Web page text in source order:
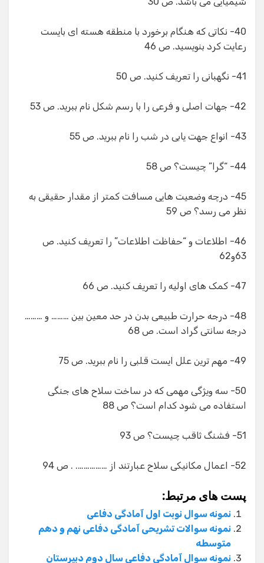
40- نکاتی که هنگام برخورد با منطقه هسته ای بایست
رعایت کرد بنویسید. ص 46
41- نگهبانی را تعریف کنید. ص 50
42- جهات اصلی و فرعی را با رسم شکل نام ببرید. ص 53
43- انواع جهت یابی در شب را نام ببرید. ص 55
44- “گرا” چیست؟ ص 58
45- درچه وضعیت هایی مسافت کمتر از مقدار حقیقی به
نظر می رسد؟ ص 59
46- اطلاعات و “حفاظت اطلاعات” را تعریف کنید. ص
63و62
47- کمک های اولیه را تعریف کنید. ص 66
48- درجه حرارت طبیعی بدن در حد معین بین ……… و ………
درجه سانتی گراد است. ص 68
49- مهم ترین علل ایست قلبی را نام ببرید. ص 75
50- سه ویژگی مهمی که در ساخت سلاح های جنگی
استفاده می شود کدام است؟ ص 88
51- فشنگ ثاقب چیست؟ ص 93
52- اعمال مکانیکی سلاح عبارتند از ……………. . ص 94
پست های مرتبط:
نمونه سوال نوبت اول آمادگی دفاعی
نمونه سوالات تشریحی آمادگی دفاعی نهم و دهم
متوسطه
نمونه سوال آمادگی دفاعی سال دوم دبیرستان